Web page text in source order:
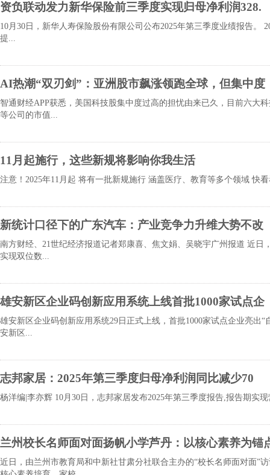
资负联动发力新华保险前三季度实现归母净利润328.
10月30日，新华人寿保险股份有限公司公布2025年第三季度业绩报告。
提...
AI热潮“双刃剑”：亚洲股市飙涨领跑全球，但集中度
智通财经APP获悉，美国科技股集中度过高的担忧由来已久，目前六大
等公司的市值...
11月起施行，这些新规将影响你我生活
注意！2025年11月起 将有一批新规施行 涵盖医疗、教育等多个领域 快
新统计口径下的广东汽车：产业竞争力升维大势不改
南方财经、21世纪经济报道记者郑康喜、焦文娟、吴晓宇广州报道 近
实现双位数...
雄安新区企业码创新应用系统上线首批1000家试点企
雄安新区企业码创新应用系统29日正式上线，首批1000家试点企业亮出
安新区...
志邦家居：2025年第三季度归母净利润同比减少70
杨洋编|李亦辉 10月30日，志邦家居发布2025年第三季度报告,报告期实
兰州校长名师面对面扬帆小学芦丹：以核心素养为锚
近日，由兰州市教育局和中新社甘肃分社联合主办的“校长名师面对面”